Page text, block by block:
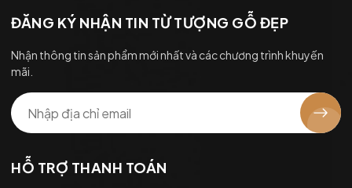
ĐĂNG KÝ NHẬN TIN TỪ TƯỢNG GỖ ĐẸP
Nhận thông tin sản phẩm mới nhất và các chương trình khuyến
mãi.
HỖ TRỢ THANH TOÁN